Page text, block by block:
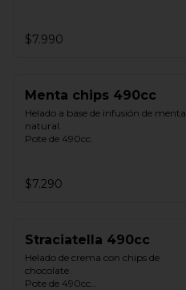
$7.990
Menta chips 490cc
Helado a base de infusión de menta
natural.
Pote de 490cc.
$7.290
Straciatella 490cc
Helado de crema con chips de
chocolate.
Pote de 490cc